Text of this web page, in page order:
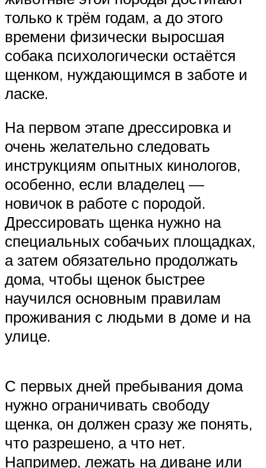
только к трём годам, а до этого
времени физически выросшая
собака психологически остаётся
щенком, нуждающимся в заботе и
ласке.
На первом этапе дрессировка и
очень желательно следовать
инструкциям опытных кинологов,
особенно, если владелец —
новичок в работе с породой.
Дрессировать щенка нужно на
специальных собачьих площадках,
а затем обязательно продолжать
дома, чтобы щенок быстрее
научился основным правилам
проживания с людьми в доме и на
улице.
С первых дней пребывания дома
нужно ограничивать свободу
щенка, он должен сразу же понять,
что разрешено, а что нет.
Например, лежать на диване или